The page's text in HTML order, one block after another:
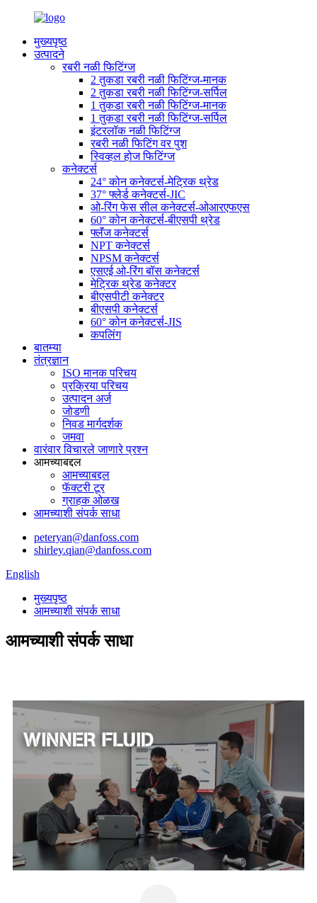
मुख्यपृष्ठ
उत्पादने
रबरी नळी फिटिंग्ज
2 तुकडा रबरी नळी फिटिंग्ज-मानक
2 तुकडा रबरी नळी फिटिंग्ज-सर्पिल
1 तुकडा रबरी नळी फिटिंग्ज-मानक
1 तुकडा रबरी नळी फिटिंग्ज-सर्पिल
इंटरलॉक नळी फिटिंग्ज
रबरी नळी फिटिंग वर पुश
स्विव्हल होज फिटिंग्ज
कनेक्टर्स
24° कोन कनेक्टर्स-मेट्रिक थ्रेड
37° फ्लेर्ड कनेक्टर्स-JIC
ओ-रिंग फेस सील कनेक्टर्स-ओआरएफएस
60° कोन कनेक्टर्स-बीएसपी थ्रेड
फ्लॅंज कनेक्टर्स
NPT कनेक्टर्स
NPSM कनेक्टर्स
एसएई ओ-रिंग बॉस कनेक्टर्स
मेट्रिक थ्रेड कनेक्टर
बीएसपीटी कनेक्टर
बीएसपी कनेक्टर्स
60° कोन कनेक्टर्स-JIS
कपलिंग
बातम्या
तंत्रज्ञान
ISO मानक परिचय
प्रक्रिया परिचय
उत्पादन अर्ज
जोडणी
निवड मार्गदर्शक
जमवा
वारंवार विचारले जाणारे प्रश्न
आमच्याबद्दल
आमच्याबद्दल
फॅक्टरी टूर
ग्राहक ओळख
आमच्याशी संपर्क साधा
peteryan@danfoss.com
shirley.qian@danfoss.com
English
मुख्यपृष्ठ
आमच्याशी संपर्क साधा
आमच्याशी संपर्क साधा